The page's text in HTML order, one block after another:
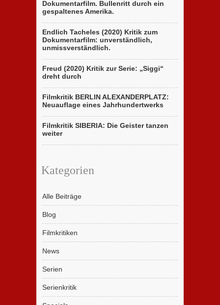
Dokumentarfilm. Bullenritt durch ein
gespaltenes Amerika.
Endlich Tacheles (2020) Kritik zum
Dokumentarfilm: unverständlich,
unmissverständlich.
Freud (2020) Kritik zur Serie: „Siggi“
dreht durch
Filmkritik BERLIN ALEXANDERPLATZ:
Neuauflage eines Jahrhundertwerks
Filmkritik SIBERIA: Die Geister tanzen
weiter
Kategorien
Alle Beiträge
Blog
Filmkritiken
News
Serien
Serienkritik